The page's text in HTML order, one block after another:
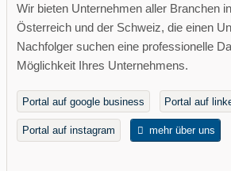
Wir bieten Unternehmen aller Branchen
Österreich und der Schweiz, die einen
Nachfolger suchen eine professionelle
Möglichkeit Ihres Unternehmens.
Portal auf google business Portal auf
Portal auf instagram mehr über uns